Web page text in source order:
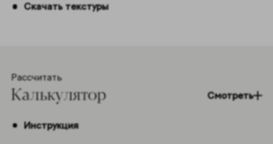
Скачать текстуры
Рассчитать
Калькулятор
Инструкция
Смотреть